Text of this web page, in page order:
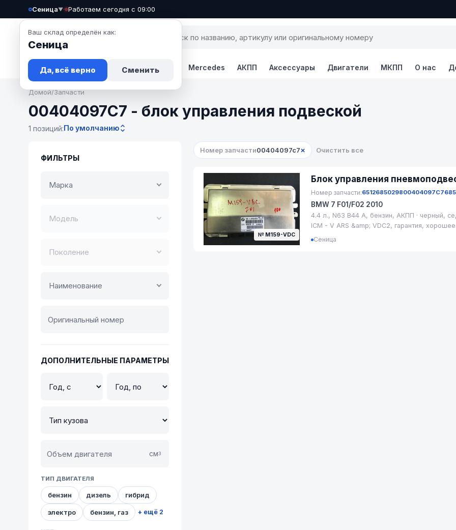
Сеница▼
Ваш склад определён как:
Сеница
Да, всё верно Сменить
· Работаем сегодня с 09:00
Запчасти Авто Новости Mercedes АКПП Аксессуары Двигатели МКПП О нас
Домой/Запчасти
00404097C7 - блок управления подвеской
1 позиций:По умолчанию
ФИЛЬТРЫ
Марка
Модель
Поколение
Наименование
ДОПОЛНИТЕЛЬНЫЕ ПАРАМЕТРЫ
см3
ТИП ДВИГАТЕЛЯ
бензин дизель гибрид
электро бензин, газ + ещё 2
Номер запчасти00404097c7× Очистить все
№ M159-VDC
Блок управления
Номер запчасти:6512685029800404097C7
BMW 7 F01/F02 2010
4.4 л., N63 B44 A, бензин, АКПП · черный,
ICM - V ARS &amp; VDC2, гарантия,
Сеница